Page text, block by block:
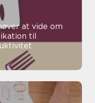
at vide om
til